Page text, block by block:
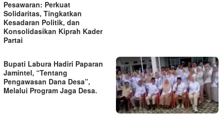
Pesawaran: Perkuat
Solidaritas, Tingkatkan
Kesadaran Politik, dan
Konsolidasikan Kiprah Kader
Partai
Bupati Labura Hadiri Paparan
Jamintel, “Tentang
Pengawasan Dana Desa”,
Melalui Program Jaga Desa.